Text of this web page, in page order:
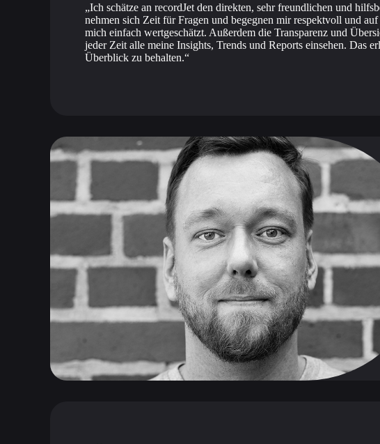
Ich schätze an recordJet den direkten, sehr freundlichen und
nehmen sich Zeit für Fragen und begegnen mir respektvoll und
mich einfach wertgeschätzt. Außerdem die Transparenz und
jeder Zeit alle meine Insights, Trends und Reports einsehen. Das
Überblick zu behalten.